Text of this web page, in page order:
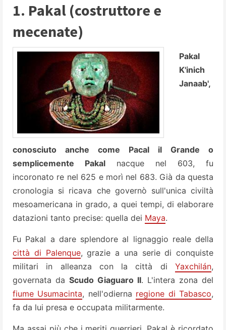
1. Pakal (costruttore e
mecenate)
Pakal
K'inich
Janaab',
conosciuto anche come Pacal il Grande o
semplicemente Pakal nacque nel 603, fu
incoronato re nel 625 e morì nel 683. Già da questa
cronologia si ricava che governò sull'unica civiltà
mesoamericana in grado, a quei tempi, di elaborare
datazioni tanto precise: quella dei Maya.
Fu Pakal a dare splendore al lignaggio reale della
città di Palenque, grazie a una serie di conquiste
militari in alleanza con la città di Yaxchilán,
governata da Scudo Giaguaro II. L'intera zona del
fiume Usumacinta, nell'odierna regione di Tabasco,
fa da lui presa e occupata militarmente.